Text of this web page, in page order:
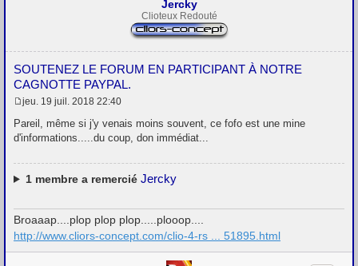
Jercky
Clioteux Redouté
SOUTENEZ LE FORUM EN PARTICIPANT À NOTRE
CAGNOTTE PAYPAL.
M
e
s
g
e
jeu. 19 juil. 2018 22:40
Pareil, même si j'y venais moins souvent, ce fofo est une mine
d'informations.....du coup, don immédiat...
1membre a remercié Jercky
Broaaap....plop plop plop.....plooop....
http://www.cliors-concept.com/clio-4-rs ... 51895.html